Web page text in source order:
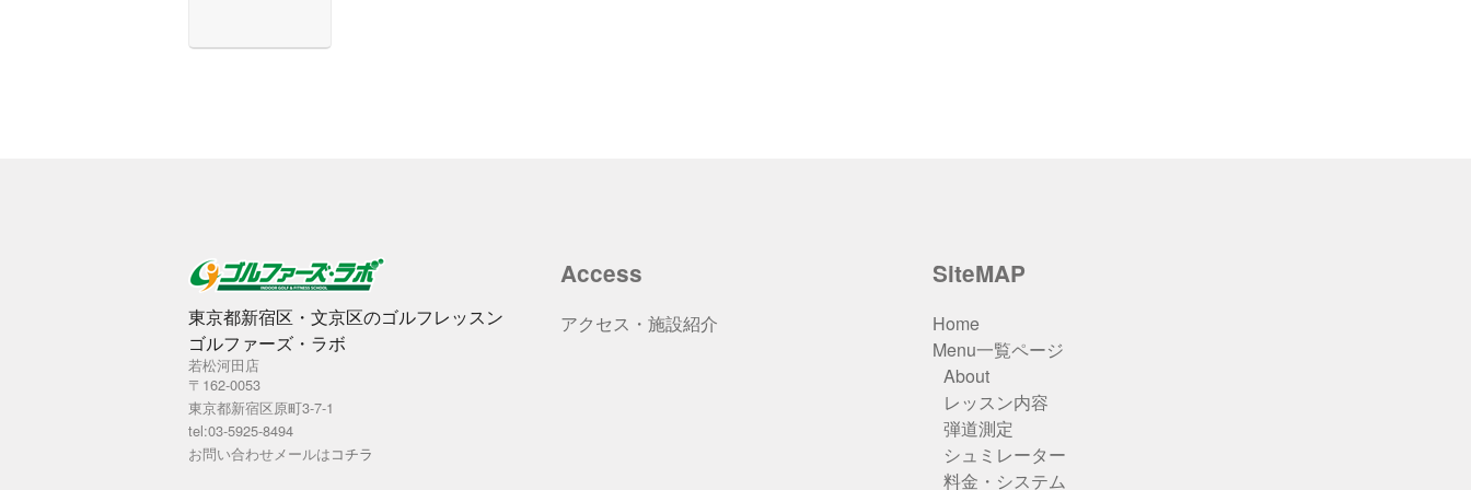
東京都新宿区・文京区のゴルフレッスン
ゴルファーズ・ラボ
若松河田店
〒162-0053
東京都新宿区原町3-7-1
tel:03-5925-8494
お問い合わせメールはコチラ
Access
アクセス・施設紹介
SiteMAP
Home
Menu一覧ページ
About
レッスン内容
弾道測定
シュミレーター
料金・システム